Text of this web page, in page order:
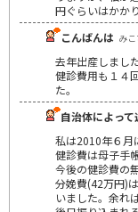
円ぐらいはかか
こんばんは み
去年出産しまし
健診費用も１４
た。
自治体によって
私は2010年６月
健診費は母子手
今後の健診費の
分娩費(42万円)
いました。余れ